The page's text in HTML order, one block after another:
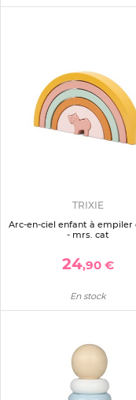
TRIXIE
Arc-en-ciel enfant à empiler
- mrs. cat
24,90 €
En stock